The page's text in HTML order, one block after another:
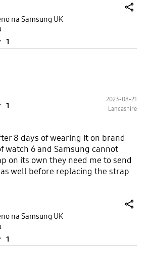
have to grab it
it back from
na Samsung UK
1
1
2023-08-21
Lancashire
8 days of wearing it on brand
watch 6 and Samsung cannot
on its own they need me to send
well before replacing the strap
na Samsung UK
1